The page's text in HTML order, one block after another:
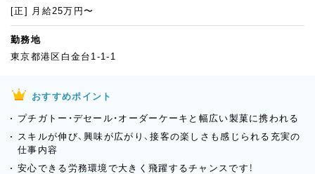
[正] 月給25万円〜
勤務地
東京都港区白金台1-1-1
おすすめポイント
プチガトー・デセール・オーダーケーキと幅広い製菓に携われる
スキルが伸び、興味が広がり、接客の楽しさも感じられる充実の
仕事内容
安心できる労務環境で大きく飛躍するチャンスです！